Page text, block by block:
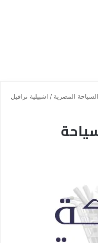
المصرية / اشبيلية ترافيل